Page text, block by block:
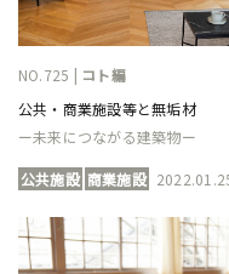
NO.725 | コト編
公共・商業施設等と無垢材
ー未来につながる建築物ー
公共施設 商業施設